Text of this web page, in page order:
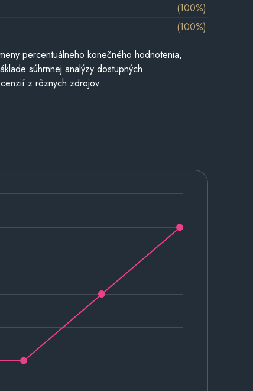
(100%)
(100%)
percentuálneho konečného hodnotenia,
súhrnnej analýzy dostupných
z rôznych zdrojov.